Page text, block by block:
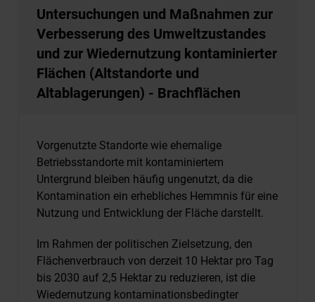
Untersuchungen und Maßnahmen zur
Verbesserung des Umweltzustandes
und zur Wiedernutzung kontaminierter
Flächen (Altstandorte und
Altablagerungen) - Brachflächen
Vorgenutzte Standorte wie ehemalige
Betriebsstandorte mit kontaminiertem
Untergrund bleiben häufig ungenutzt, da die
Kontamination ein erhebliches Hemmnis für eine
Nutzung und Entwicklung der Fläche darstellt.
Im Rahmen der politischen Zielsetzung, den
Flächenverbrauch von derzeit 10 Hektar pro Tag
bis 2030 auf 2,5 Hektar zu reduzieren, ist die
Wiedernutzung kontaminationsbedingter